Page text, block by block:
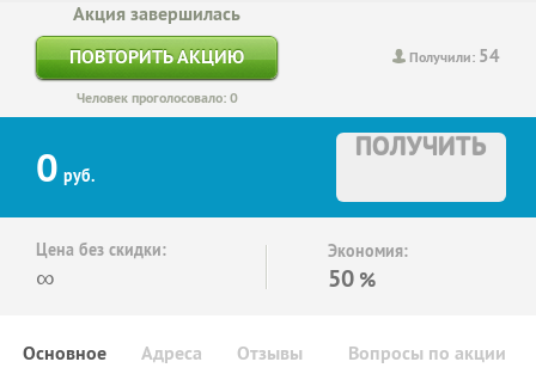
Получили: 54
Акция завершилась
ПОВТОРИТЬ АКЦИЮ
Человек проголосовало: 0
0 руб.
ПОЛУЧИТЬ
Цена без скидки:
∞
Экономия:
50 %
Основное Отзывы Вопросы по акции
Адреса